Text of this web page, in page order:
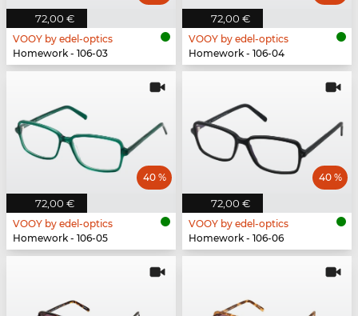
72,00 €
VOOY by edel-optics
Homework - 106-03
72,00 €
VOOY by edel-optics
Homework - 106-04
72,00 €
40 %
VOOY by edel-optics
Homework - 106-05
72,00 €
40 %
VOOY by edel-optics
Homework - 106-06